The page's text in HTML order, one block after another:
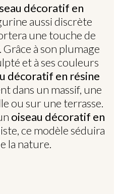
décoratif en
aussi discrète
une touche de
à son plumage
et à ses couleurs
décoratif en résine
dans un massif, une
ou sur une terrasse.
oiseau décoratif en
ce modèle séduira
la nature.